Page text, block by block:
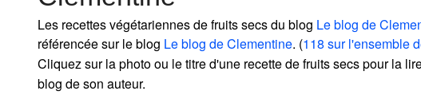
Les recettes végétariennes de fruits secs du blog Le blog de
référencée sur le blog Le blog de Clementine. (118 sur l'ensemble
Cliquez sur la photo ou le titre d'une recette de fruits secs pour la
blog de son auteur.